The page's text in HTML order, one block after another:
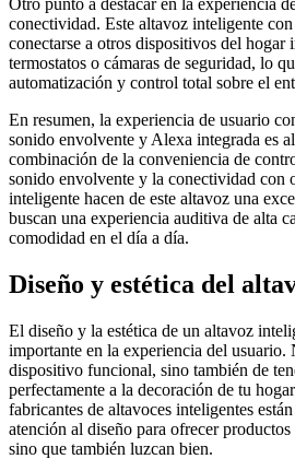
Otro punto a destacar en la experiencia
conectividad. Este altavoz inteligente
conectarse a otros dispositivos del hogar
termostatos o cámaras de seguridad, lo
automatización y control total sobre el
En resumen, la experiencia de usuario
sonido envolvente y Alexa integrada es
combinación de la conveniencia de
sonido envolvente y la conectividad con
inteligente hacen de este altavoz una
buscan una experiencia auditiva de alta
comodidad en el día a día.
Diseño y estética del
El diseño y la estética de un altavoz
importante en la experiencia del usuario.
dispositivo funcional, sino también de
perfectamente a la decoración de tu
fabricantes de altavoces inteligentes
atención al diseño para ofrecer
sino que también luzcan bien.